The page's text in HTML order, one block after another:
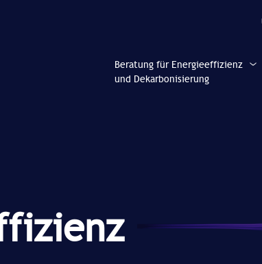
Beratung für Energieeffizienz
und Dekarbonisierung